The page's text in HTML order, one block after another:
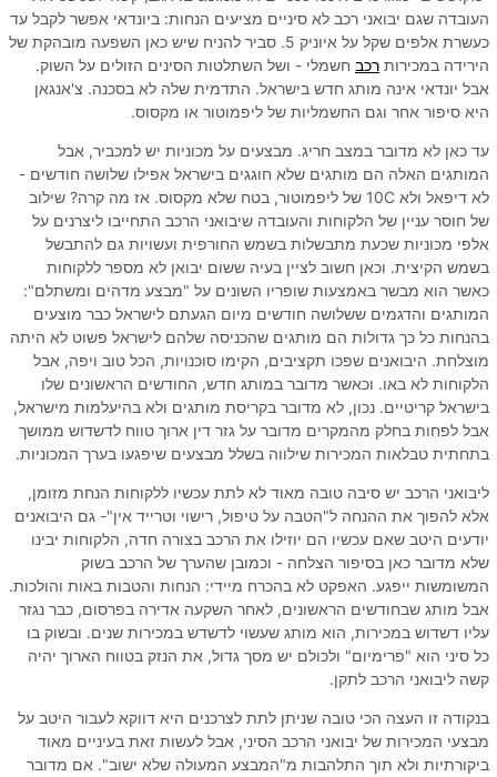
העובדה שגם יבואני רכב לא סיניים מציעים הנחות: ביונדאי אפשר לקבל עד
כעשרת אלפים שקל על איוניק 5. סביר להניח שיש כאן השפעה מובהקת של
הירידה במכירות רכב חשמלי - ושל השתלטות הסינים הזולים על השוק.
אבל יונדאי אינה מותג חדש בישראל. התדמית שלה לא בסכנה. צ'אנגאן
היא סיפור אחר וגם החשמליות של ליפמוטור או מקסוס.
עד כאן לא מדובר במצב חריג. מבצעים על מכוניות יש למכביר, אבל
המותגים האלה הם מותגים שלא חוגגים בישראל אפילו שלושה חודשים -
לא דיפאל ולא 10C של ליפמוטור, בטח שלא מקסוס. אז מה קרה? שילוב
של חוסר עניין של הלקוחות והעובדה שיבואני הרכב התחייבו ליצרנים על
אלפי מכוניות שכעת מתבשלות בשמש החורפית ועשויות גם להתבשל
בשמש הקיצית. וכאן חשוב לציין בעיה ששום יבואן לא מספר ללקוחות
כאשר הוא מבשר באמצעות שופריו השונים על "מבצע מדהים ומשתלם":
המותגים והדגמים ששלושה חודשים מיום הגעתם לישראל כבר מוצעים
בהנחות כל כך גדולות הם מותגים שהכניסה שלהם לישראל פשוט לא היתה
מוצלחת. היבואנים שפכו תקציבים, הקימו סוכנויות, הכל טוב ויפה, אבל
הלקוחות לא באו. וכאשר מדובר במותג חדש, החודשים הראשונים שלו
בישראל קריטיים. נכון, לא מדובר בקריסת מותגים ולא בהיעלמות מישראל,
אבל לפחות בחלק מהמקרים מדובר על גזר דין ארוך טווח לדשדוש ממושך
בתחתית טבלאות המכירות שילווה בשלל מבצעים שיפגעו בערך המכוניות.
ליבואני הרכב יש סיבה טובה מאוד לא לתת עכשיו ללקוחות הנחת מזומן,
אלא להפוך את ההנחה ל"הטבה על טיפול, רישוי וטרייד אין"- גם היבואנים
יודעים היטב שאם עכשיו הם יוזילו את הרכב בצורה חדה, הלקוחות יבינו
שלא מדובר כאן בסיפור הצלחה - וכמובן שהערך של הרכב בשוק
המשומשות ייפגע. האפקט לא בהכרח מיידי: הנחות והטבות באות והולכות.
אבל מותג שבחודשים הראשונים, לאחר השקעה אדירה בפרסום, כבר נגזר
עליו דשדוש במכירות, הוא מותג שעשוי לדשדש במכירות שנים. ובשוק בו
כל סיני הוא "פרימיום" ולכולם יש מסך גדול, את הנזק בטווח הארוך יהיה
קשה ליבואני הרכב לתקן.
בנקודה זו העצה הכי טובה שניתן לתת לצרכנים היא דווקא לעבור היטב על
מבצעי המכירות של יבואני הרכב הסיני, אבל לעשות זאת בעיניים מאוד
ביקורתיות ולא תוך התלהבות מ"המבצע המעולה שלא ישוב". אם מדובר